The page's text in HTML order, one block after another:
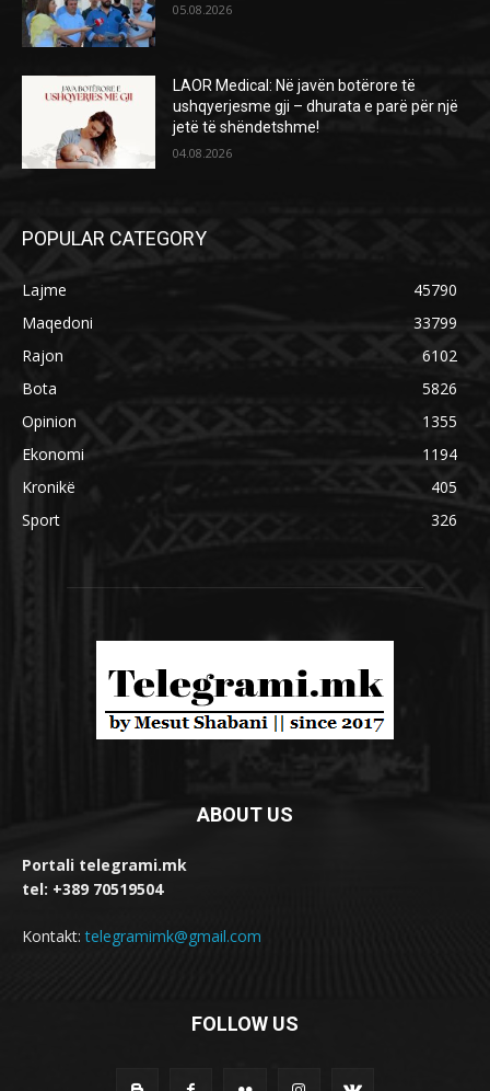
05.08.2026
LAOR Medical: Në javën botërore të
ushqyerjesme gji – dhurata e parë për një
jetë të shëndetshme!
04.08.2026
POPULAR CATEGORY
Lajme
45790
Maqedoni
33799
Rajon
6102
Bota
5826
Opinion
1355
Ekonomi
1194
Kronikë
405
Sport
326
ABOUT US
Portali telegrami.mk
tel: +389 70519504
Kontakt:telegramimk@gmail.com
FOLLOW US